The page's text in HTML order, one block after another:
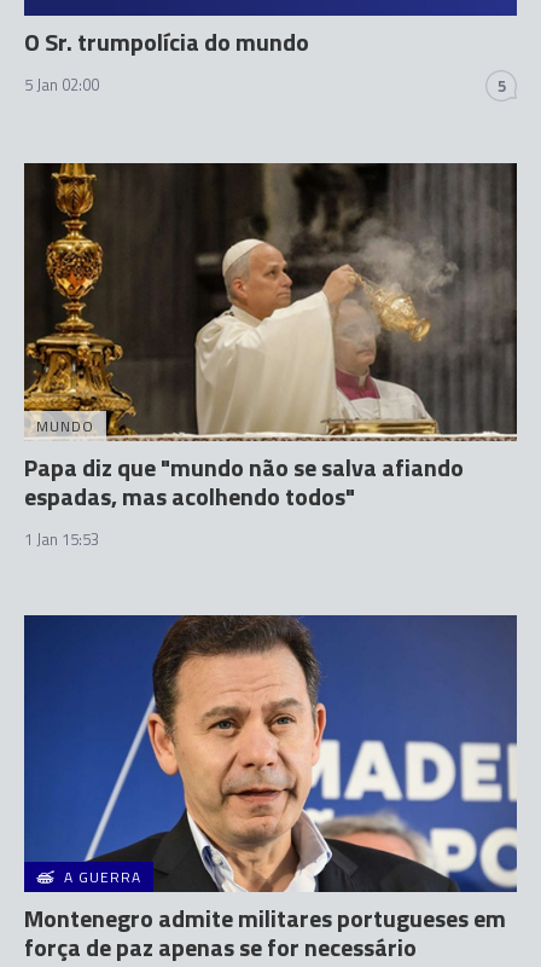
O Sr. trumpolícia do mundo
5 Jan 02:00 5
MUNDO
Papa diz que "mundo não se salva afiando
espadas, mas acolhendo todos"
1 Jan 15:53
A GUERRA
Montenegro admite militares portugueses em
força de paz apenas se for necessário